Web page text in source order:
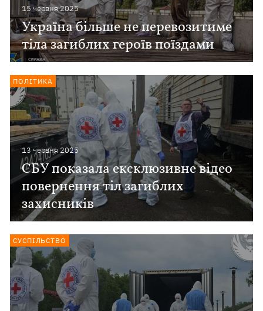
15 червня 2025
Україна більше не перевозитиме
тіла загиблих героїв поїздами
13 червня 2025
СБУ показала ексклюзивне відео
повернення тіл загиблих
захисників
ПОЛІТИКА
СУСПІЛЬСТВО